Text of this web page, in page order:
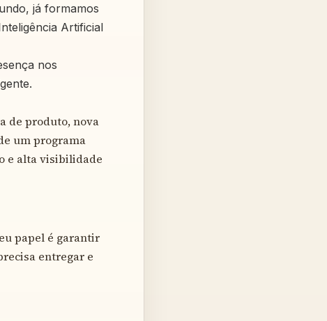
já formamos
Artificial
nos
de produto, nova
um programa
e alta visibilidade
papel é garantir
entregar e